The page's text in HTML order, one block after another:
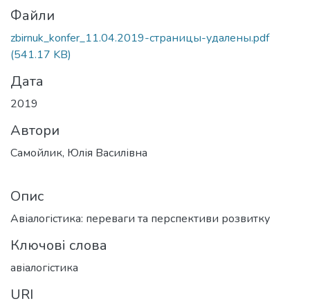
Файли
zbirnuk_konfer_11.04.2019-страницы-удалены.pdf
(541.17 KB)
Дата
2019
Автори
Самойлик, Юлія Василівна
Опис
Авіалогістика: переваги та перспективи розвитку
Ключові слова
авіалогістика
URI